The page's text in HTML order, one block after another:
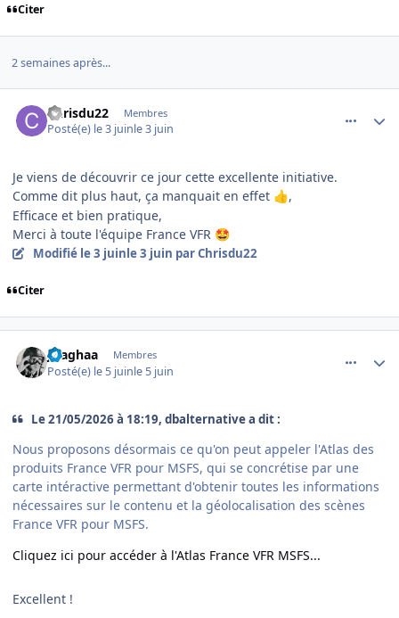
Citer
2 semaines après...
Chrisdu22 Membres
Posté(e) le 3 juinle 3 juin
Je viens de découvrir ce jour cette excellente initiative.
Comme dit plus haut, ça manquait en effet 👍,
Efficace et bien pratique,
Merci à toute l'équipe France VFR 🤩
Modifié le 3 juin le 3 juin par Chrisdu22
Citer
jlsaghaa Membres
Posté(e) le 5 juinle 5 juin
Le 21/05/2026 à 18:19, dbalternative a dit :
Nous proposons désormais ce qu'on peut appeler l'Atlas des
produits France VFR pour MSFS, qui se concrétise par une
carte intéractive permettant d'obtenir toutes les informations
nécessaires sur le contenu et la géolocalisation des scènes
France VFR pour MSFS.
Cliquez ici pour accéder à l'Atlas France VFR MSFS...
Excellent !